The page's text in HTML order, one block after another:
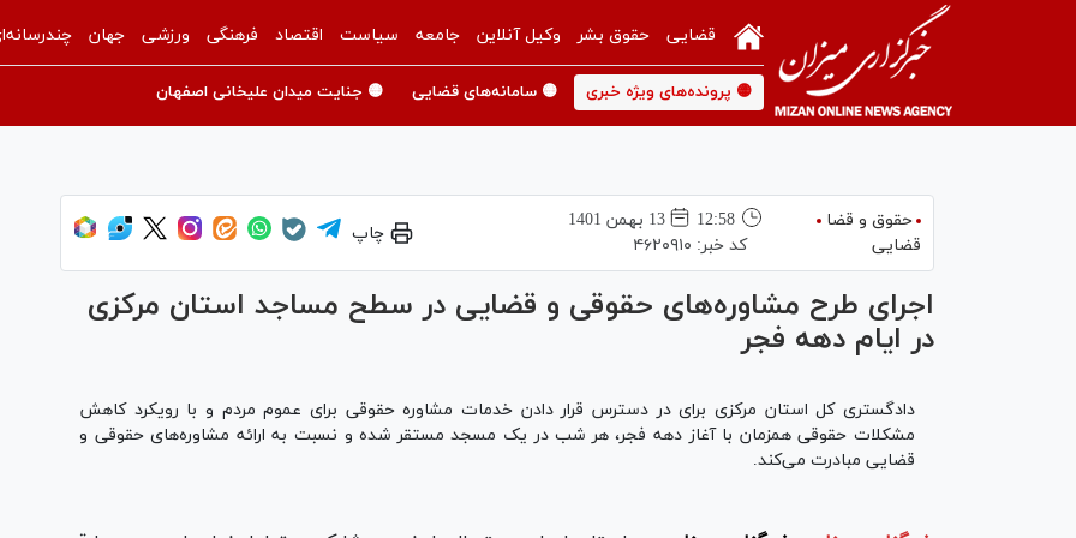
قضایی حقوق بشر وکیل آنلاین جامعه سیاست اقتصاد فرهنگی ورزشی جهان
🟡 پرونده‌های ویژه خبری 🟡 سامانه‌های قضایی 🟡 جنایت میدان علیخانی اصفهان
حقوق و قضا
قضایی
12:58
13 بهمن 1401
کد خبر: ۴۶۲۰۹۱۰
چاپ
اجرای طرح مشاوره‌های حقوقی و قضایی در سطح مساجد استان مرکزی
در ایام دهه فجر
دادگستری کل استان مرکزی برای در دسترس‌ قرار دادن خدمات مشاوره حقوقی برای عموم مردم و با رویکرد کاهش
مشکلات حقوقی همزمان با آغاز دهه فجر، هر شب در یک مسجد مستقر شده و نسبت به ارائه مشاوره‌های حقوقی و
قضایی مبادرت می‌کند.